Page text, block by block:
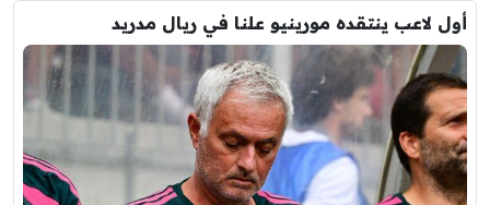
أول لاعب ينتقده مورينيو علنا في ريال مدريد